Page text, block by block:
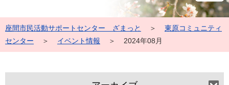
座間市民活動サポートセンター ざまっと ＞
東原コミュニティ
センター
＞ イベント情報 ＞ 2024年08月